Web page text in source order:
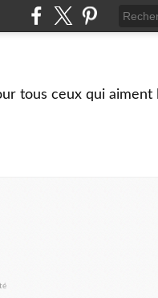
tous ceux qui aiment